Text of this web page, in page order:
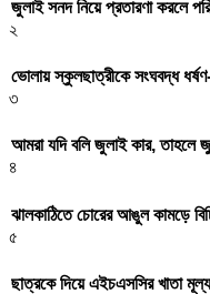
জুলাই সনদ নিয়ে প্রতারণা করলে
২
ভোলায় স্কুলছাত্রীকে সংঘবদ্ধ
৩
আমরা যদি বলি জুলাই কার, তাহলে
৪
ঝালকাঠিতে চোরের আঙুল কামড়ে
৫
ছাত্রকে দিয়ে এইচএসসির খাতা